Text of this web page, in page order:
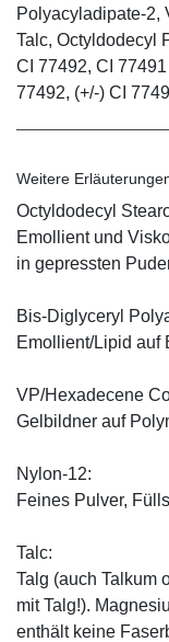
Polyacyladipate-2,
Talc, Octyldodecyl
CI 77492, CI 77491
77492, (+/-) CI
Weitere
Octyldodecyl
Emollient und
in gepressten
Bis-Diglyceryl
Emollient/Lipid auf
VP/Hexadecene
Gelbildner auf
Nylon-12:
Feines Pulver,
Talc:
Talg (auch Talkum
mit Talg!).
enthält keine